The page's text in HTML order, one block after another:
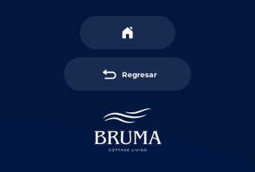
Regresar